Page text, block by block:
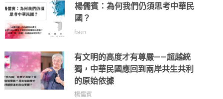
楊儒賓：為何我們仍須思考中華民
國？
ksiem
有文明的高度才有尊嚴——超越統
獨，中華民國應回到兩岸共生共利
的原始依據
楊儒賓